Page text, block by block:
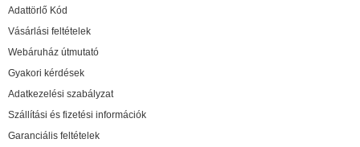
Adattörlő Kód
Vásárlási feltételek
Webáruház útmutató
Gyakori kérdések
Adatkezelési szabályzat
Szállítási és fizetési információk
Garanciális feltételek